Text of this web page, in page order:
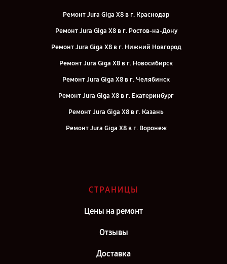
Ремонт Jura Giga X8 в г. Краснодар
Ремонт Jura Giga X8 в г. Ростов-на-Дону
Ремонт Jura Giga X8 в г. Нижний Новгород
Ремонт Jura Giga X8 в г. Новосибирск
Ремонт Jura Giga X8 в г. Челябинск
Ремонт Jura Giga X8 в г. Екатеринбург
Ремонт Jura Giga X8 в г. Казань
Ремонт Jura Giga X8 в г. Воронеж
Ремонт Jura Giga X8 в г. Санкт-Петербург
СТРАНИЦЫ
Цены на ремонт
Отзывы
Доставка